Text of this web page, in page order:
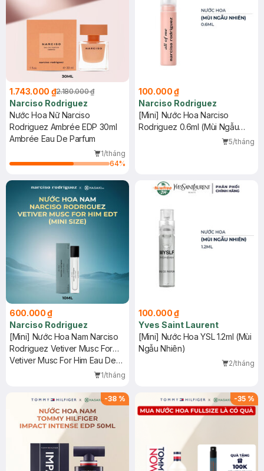
1.743.000 ₫2.180.000 ₫
Narciso Rodriguez
Nước Hoa Nữ Narciso
Rodriguez Ambrée EDP 30ml
Ambrée Eau De Parfum
1/tháng
64%
100.000 ₫
Narciso Rodriguez
[Mini] Nước Hoa Narciso
Rodriguez 0.6ml (Mùi Ngẫu
5/tháng
600.000 ₫
Narciso Rodriguez
[Mini] Nước Hoa Nam Narciso
Rodriguez Vetiver Musc For
Him EDT 10ml
Vetiver Musc For Him Eau De
1/tháng
100.000 ₫
Yves Saint Laurent
[Mini] Nước Hoa YSL 1.2ml (Mùi
Ngẫu Nhiên)
2/tháng
-38 % -35 %